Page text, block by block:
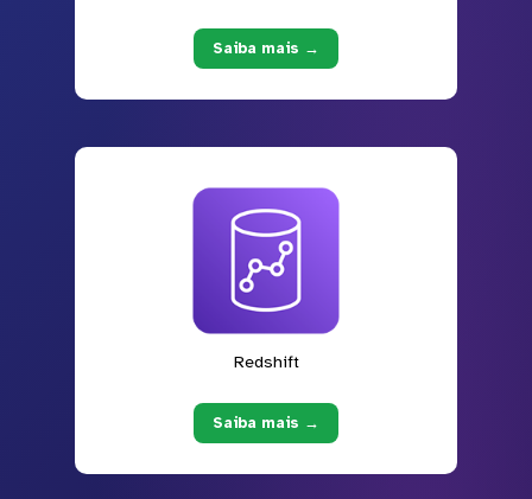
Saiba mais →
Redshift
Saiba mais →